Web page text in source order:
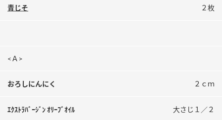
青じそ ２枚
<Ａ>
おろしにんにく ２ｃｍ
ｴｸｽﾄﾗﾊﾞｰｼﾞﾝ ｵﾘｰﾌﾞｵｲﾙ 大さじ１／２